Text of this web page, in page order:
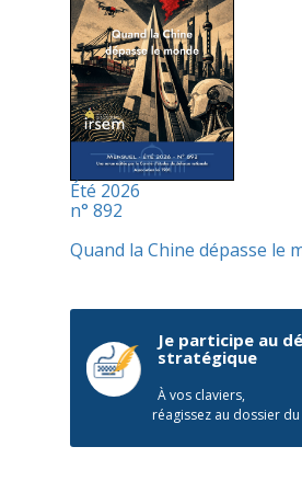
Été 2026
n° 892
Quand la Chine dépasse le
Je participe au
stratégique
À vos claviers,
réagissez au dossier